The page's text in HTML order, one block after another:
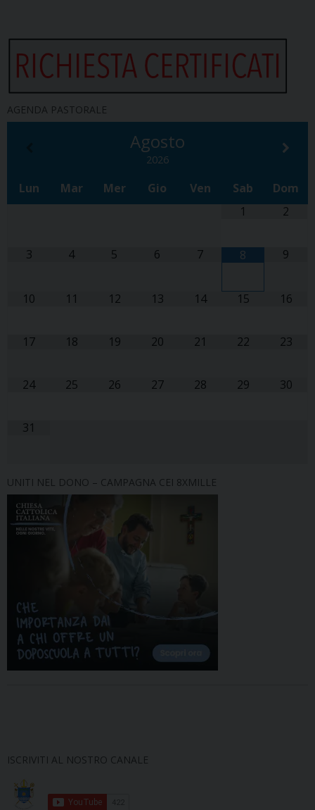
AGENDA PASTORALE
Agosto
2026
Lun Mar Mer Gio Ven Sab
Dom
1
2
3 4 5 6 7 8 9
10 11 12 13 14 15 16
17 18 19 20 21 22 23
24 25 26 27 28 29 30
31
UNITI NEL DONO – CAMPAGNA CEI 8XMILLE
ISCRIVITI AL NOSTRO CANALE